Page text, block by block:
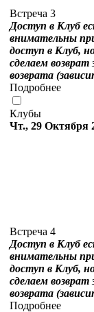
Встреча 3
Доступ в Клуб
внимательны
доступ в Клуб,
сделаем
возврата
Подробнее
Клубы
Чт., 29 Октября
Встреча 4
Доступ в Клуб
внимательны
доступ в Клуб,
сделаем
возврата
Подробнее